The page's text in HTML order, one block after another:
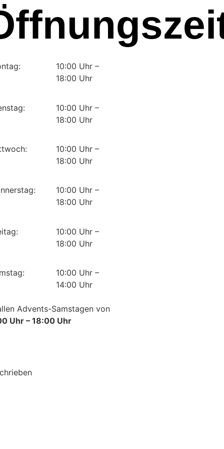
10:00 Uhr –
18:00 Uhr
10:00 Uhr –
18:00 Uhr
10:00 Uhr –
18:00 Uhr
10:00 Uhr –
18:00 Uhr
10:00 Uhr –
18:00 Uhr
10:00 Uhr –
14:00 Uhr
Advents-Samstagen von
Uhr – 18:00 Uhr